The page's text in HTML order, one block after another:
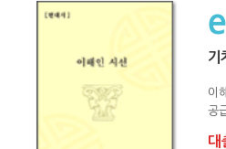
기
이
공
대